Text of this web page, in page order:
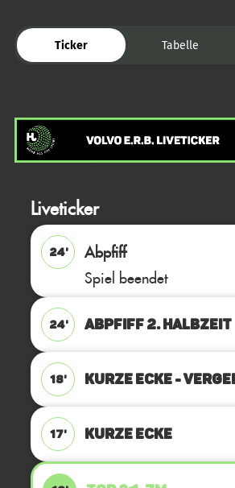
Ticker Tabelle
Liveticker
24'
Abpfiff
Spiel beendet
24' ABPFIFF 2. Halbzeit
18' KURZE ECKE -
17' KURZE ECKE